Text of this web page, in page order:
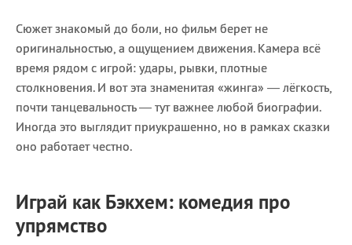
Сюжет знакомый до боли, но фильм берет не
оригинальностью, а ощущением движения. Камера всё
время рядом с игрой: удары, рывки, плотные
столкновения. И вот эта знаменитая «жинга» — лёгкость,
почти танцевальность — тут важнее любой биографии.
Иногда это выглядит приукрашенно, но в рамках сказки
оно работает честно.
Играй как Бэкхем: комедия про
упрямство